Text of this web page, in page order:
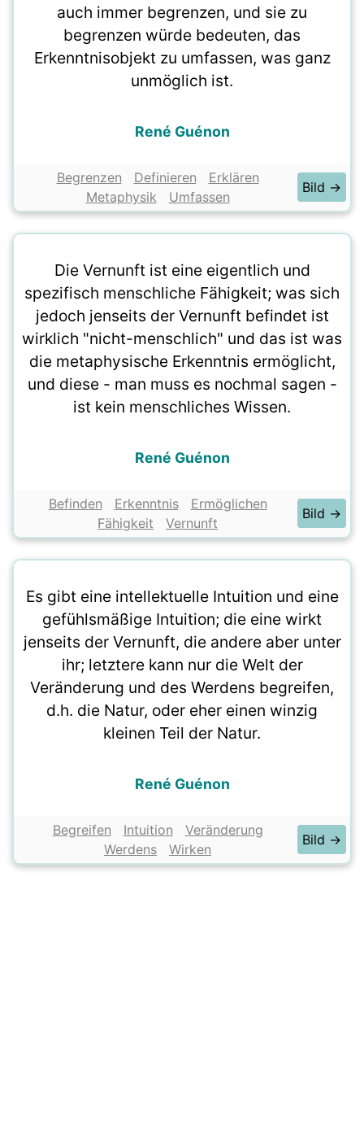
auch immer begrenzen, und sie zu
begrenzen würde bedeuten, das
Erkenntnisobjekt zu umfassen, was ganz
unmöglich ist.
René Guénon
Begrenzen Definieren
Erklären
Metaphysik
Umfassen
Bild →
Die Vernunft ist eine eigentlich und
spezifisch menschliche Fähigkeit; was sich
jedoch jenseits der Vernunft befindet ist
wirklich "nicht-menschlich" und das ist was
die metaphysische Erkenntnis ermöglicht,
und diese - man muss es nochmal sagen -
ist kein menschliches Wissen.
René Guénon
Befinden Erkenntnis
Ermöglichen
Fähigkeit
Vernunft
Bild →
Es gibt eine intellektuelle Intuition und eine
gefühlsmäßige Intuition; die eine wirkt
jenseits der Vernunft, die andere aber unter
ihr; letztere kann nur die Welt der
Veränderung und des Werdens begreifen,
d.h. die Natur, oder eher einen winzig
kleinen Teil der Natur.
René Guénon
Begreifen Intuition
Veränderung
Werdens
Wirken
Bild →